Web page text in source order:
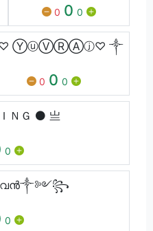
0 0 0
ⓎⓤⓋⓇⒶⓙ♡ ༒
0 0 0
ＮＧ ⚫ 亗
0
0